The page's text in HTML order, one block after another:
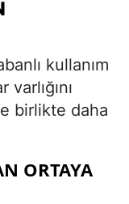
kullanım
birlikte daha
ORTAYA